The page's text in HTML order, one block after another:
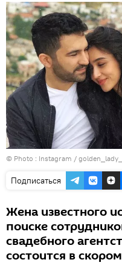
© Photo : Instagram /
Подписаться
Жена известного
поиске
свадебного
состоится в